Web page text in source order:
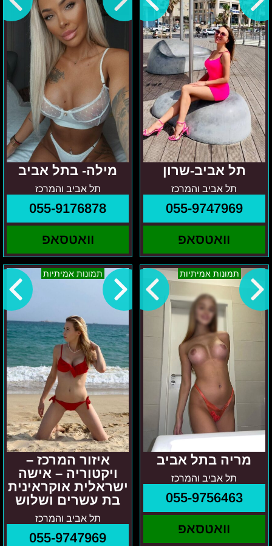
תחושות הגוף ותסיימו בהרפיה טוטאלית.
100% זמינות
על מנת לתת מענה לכל הגברים של ישראל, אלה שמחפשים
נערות ליווי
בחיפה קריות והצפוןאו אלה שמחפשים שירותי
נערות ליווי בתל אביב
והמרכז, ועד, אילת, ירושלים באר שבע והדרום, הבאנו עבורכם מבחר
של נערות ליווי הזמינות לבילוי מיידי בכל חלקי הארץ. לא משנה אם
אתם בתל אביב, טבריה או אשדוד, תמיד ישנן נערות ליווי חרמניות
בסביבה.
הן זמינות לתת שירות 24 שעות ביממה, כל גבר יכול למצוא פינוק בשעה
שנוחה עבורו. ניתן להזמין אותן ביום או בלילה. נערות הליווי יעניקו לכם
שירות בביתכם או בבית המלון, תוך חצי שעה הן יכולות להיות אצלכם.
תל אביב-שרון
תל אביב והמרכז
055-9747969
וואטסאפ
מילה- בתל אביב
תל אביב והמרכז
055-9176878
וואטסאפ
תמונות אמיתיות
מריה בתל אביב
תל אביב והמרכז
055-9756463
וואטסאפ
מריה
בתל
תמונות אמיתיות
איזור המרכז –
ויקטוריה – אישה
ישראלית אוקראינית
בת עשרים ושלוש
תל אביב והמרכז
055-9747969
איזור
המרכז
אישה
ישראלית
אוקראינית
בת
עשרים
ושלוש